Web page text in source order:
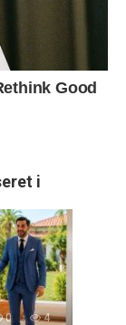
i
0 4